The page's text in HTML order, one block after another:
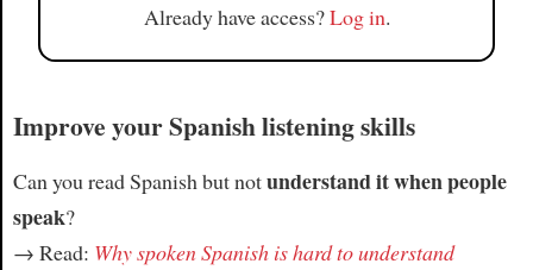
Already have access?Log in.
Improve your Spanish listening skills
Can you read Spanish but notunderstand it when people
speak?
→ Read: Why spoken Spanish is hard to understand